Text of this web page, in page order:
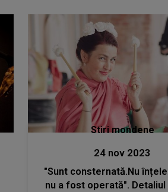
Stiri mondene
24 nov 2023
"Sunt consternată.Nu
nu a fost operată". Detaliul